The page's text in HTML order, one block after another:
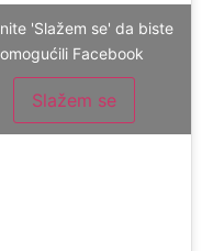
'Slažem se' da biste
omogućili Facebook
Slažem se